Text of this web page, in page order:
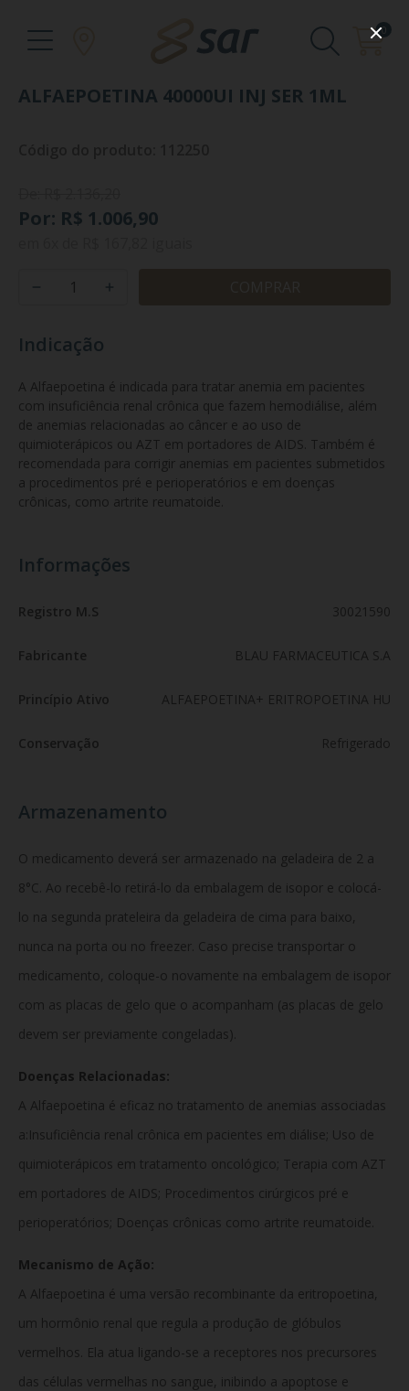
0
ALFAEPOETINA 40000UI INJ SER 1ML
Por: R$ 1.006,90
Indicação
A Alfaepoetina é indicada para tratar anemia em pacientes
com insuficiência renal crônica que fazem hemodiálise, além
de anemias relacionadas ao câncer e ao uso de
quimioterápicos ou AZT em portadores de AIDS. Também é
recomendada para corrigir anemias em pacientes submetidos
a procedimentos pré e perioperatórios e em doenças
crônicas, como artrite reumatoide.
Informações
Registro M.S 30021590
Fabricante BLAU FARMACEUTICA S.A
Princípio Ativo ALFAEPOETINA+ ERITROPOETINA HU
Conservação Refrigerado
Armazenamento
O medicamento deverá ser armazenado na geladeira de 2 a
8°C. Ao recebê-lo retirá-lo da embalagem de isopor e colocá-
lo na segunda prateleira da geladeira de cima para baixo,
nunca na porta ou no freezer. Caso precise transportar o
medicamento, coloque-o novamente na embalagem de isopor
com as placas de gelo que o acompanham (as placas de gelo
devem ser previamente congeladas).
Doenças Relacionadas:
A Alfaepoetina é eficaz no tratamento de anemias associadas
a:Insuficiência renal crônica em pacientes em diálise; Uso de
quimioterápicos em tratamento oncológico; Terapia com AZT
em portadores de AIDS; Procedimentos cirúrgicos pré e
perioperatórios; Doenças crônicas como artrite reumatoide.
Mecanismo de Ação:
A Alfaepoetina é uma versão recombinante da eritropoetina,
um hormônio renal que regula a produção de glóbulos
vermelhos. Ela atua ligando-se a receptores nos precursores
das células vermelhas no sangue, inibindo a apoptose e